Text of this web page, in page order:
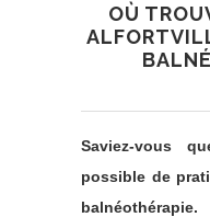
OÙ
Saviez-vous
possible de